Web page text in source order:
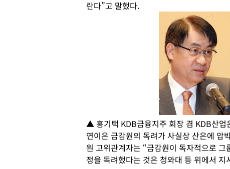
란다”고 말했다.
▲ 홍기택 KDB금융지주 회장 겸 KDB산업
연이은 금감원의 독려가 사실상 산은에 압
원 고위관계자는 “금감원이 독자적으로
정을 독려했다는 것은 청와대 등 위에서